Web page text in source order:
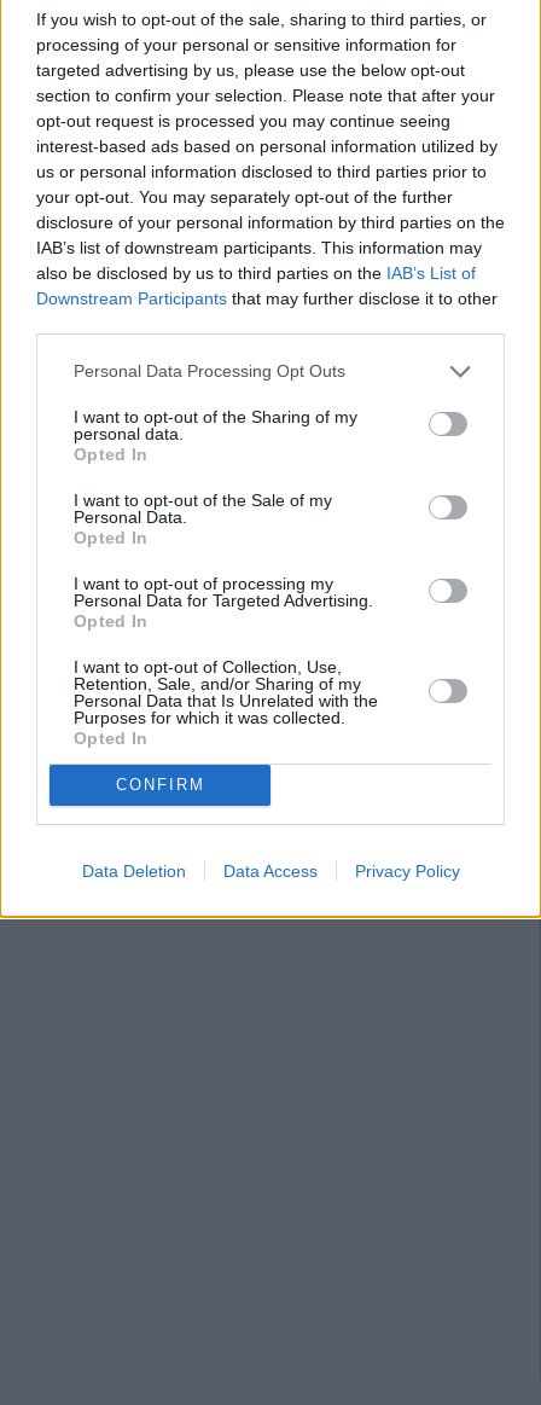
If you wish to opt-out of the sale, sharing to third parties, or
processing of your personal or sensitive information for
targeted advertising by us, please use the below opt-out
section to confirm your selection. Please note that after your
opt-out request is processed you may continue seeing
interest-based ads based on personal information utilized by
us or personal information disclosed to third parties prior to
your opt-out. You may separately opt-out of the further
disclosure of your personal information by third parties on the
IAB’s list of downstream participants. This information may
also be disclosed by us to third parties on the IAB’s List of
Downstream Participants that may further disclose it to other
Personal Data Processing Opt Outs
I want to opt-out of the Sharing of my
personal data.
Opted In
I want to opt-out of the Sale of my
Personal Data.
Opted In
I want to opt-out of processing my
Personal Data for Targeted Advertising.
Opted In
I want to opt-out of Collection, Use,
Retention, Sale, and/or Sharing of my
Personal Data that Is Unrelated with the
Purposes for which it was collected.
Opted In
CONFIRM
Data Deletion Data Access Privacy Policy
no”, dice.